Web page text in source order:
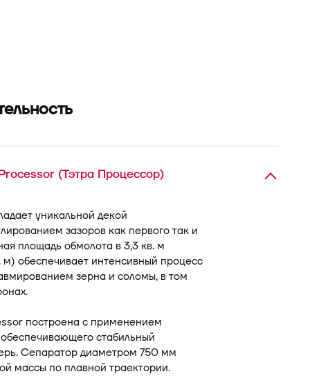
(Тэтра Процессор)
уникальной декой
зазоров как первого так и
площадь обмолота в 3,3 кв. м
обеспечивает интенсивный процесс
зерна и соломы, в том
построена с применением
стабильный
Сепаратор диаметром 750 мм
массы по плавной траектории.